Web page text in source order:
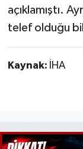
açıklamıştı.
telef olduğu
Kaynak: İHA